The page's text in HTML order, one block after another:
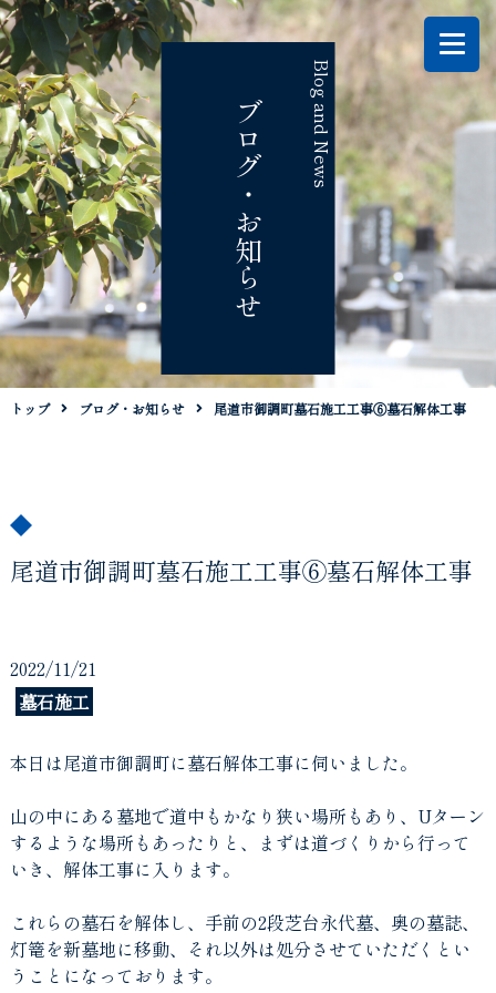
Blog and News
ブログ・お知らせ
トップ ブログ・お知らせ 尾道市御調町墓石施工工事⑥墓石解体工事
尾道市御調町墓石施工工事⑥墓石解体工事
2022/11/21
墓石施工
本日は尾道市御調町に墓石解体工事に伺いました。
山の中にある墓地で道中もかなり狭い場所もあり、Uターン
するような場所もあったりと、まずは道づくりから行って
いき、解体工事に入ります。
これらの墓石を解体し、手前の2段芝台永代墓、奥の墓誌、
灯篭を新墓地に移動、それ以外は処分させていただくとい
うことになっております。